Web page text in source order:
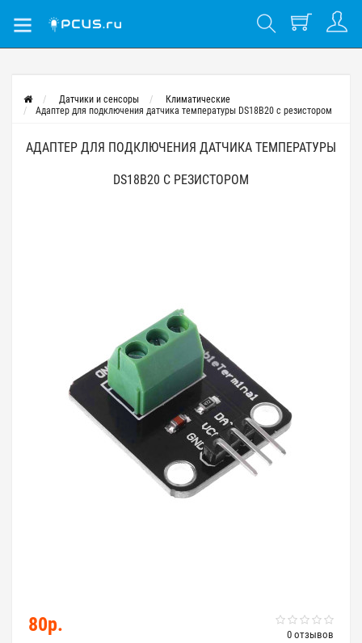
Датчики и сенсоры
Климатические
Адаптер для подключения датчика температуры DS18B20 с резистором
АДАПТЕР ДЛЯ ПОДКЛЮЧЕНИЯ ДАТЧИКА ТЕМПЕРАТУРЫ
DS18B20 С РЕЗИСТОРОМ
0 отзывов
80р.